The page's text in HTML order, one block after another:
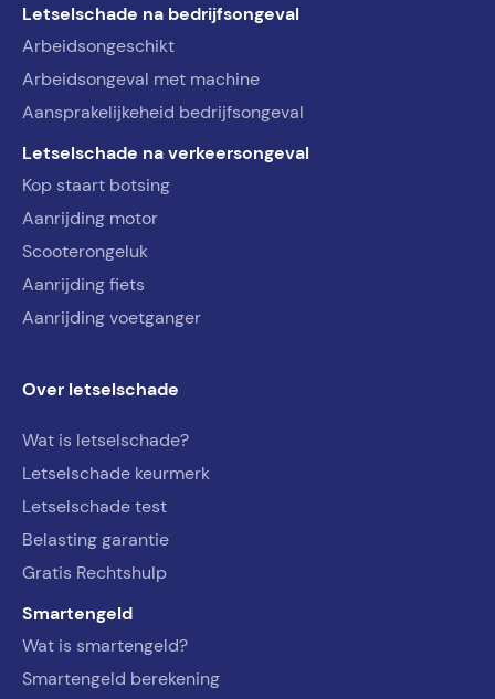
Letselschade na bedrijfsongeval
Arbeidsongeschikt
Arbeidsongeval met machine
Aansprakelijkeheid bedrijfsongeval
Letselschade na verkeersongeval
Kop staart botsing
Aanrijding motor
Scooterongeluk
Aanrijding fiets
Aanrijding voetganger
Over letselschade
Wat is letselschade?
Letselschade keurmerk
Letselschade test
Belasting garantie
Gratis Rechtshulp
Smartengeld
Wat is smartengeld?
Smartengeld berekening